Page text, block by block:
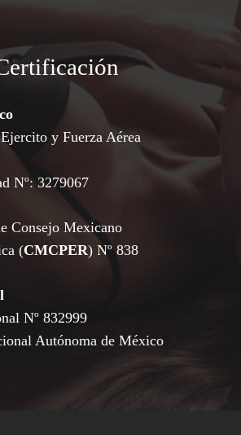
y Fuerza Aérea
Nº: 3279067
Consejo Mexicano
(CMCPER) Nº 838
Nº 832999
Autónoma de México